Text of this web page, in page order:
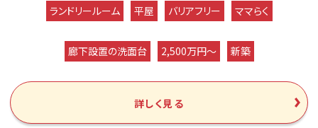
ランドリールーム 平屋 バリアフリー ママらく
廊下設置の洗面台 2,500万円～ 新築
詳しく見る